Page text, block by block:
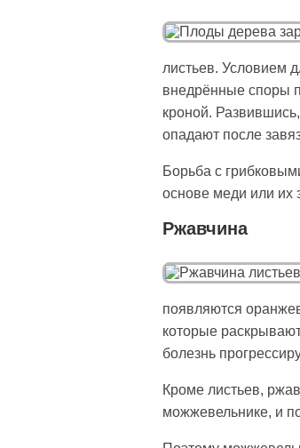
листьев. Условием
внедрённые споры
кроной.
опадают после
Борьба с
основе меди или их
Ржавчина
появляются
которые
болезнь
Кроме листьев,
можжевельнике, и